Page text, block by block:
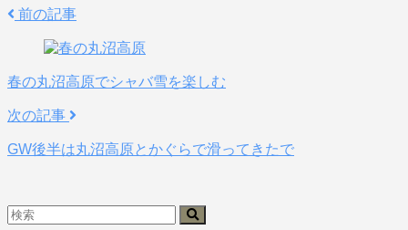
前の記事
春の丸沼高原でシャバ雪を楽しむ
次の記事
GW後半は丸沼高原とかぐらで滑ってきたで